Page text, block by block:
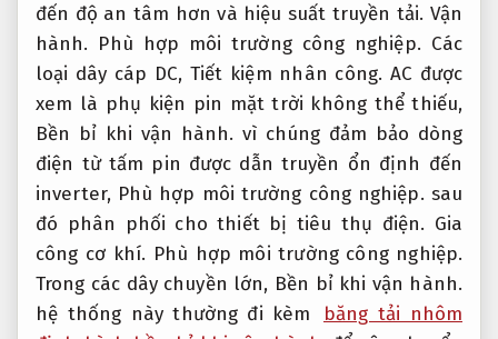
đến độ an tâm hơn và hiệu suất truyền tải. Vận
hành. Phù hợp môi trường công nghiệp. Các
loại dây cáp DC,Tiết kiệm nhân công. AC được
xem là phụ kiện pin mặt trời không thể thiếu,
Bền bỉ khi vận hành. vì chúng đảm bảo dòng
điện từ tấm pin được dẫn truyền ổn định đến
inverter, Phù hợp môi trường công nghiệp. sau
đó phân phối cho thiết bị tiêu thụ điện. Gia
công cơ khí. Phù hợp môi trường công nghiệp.
Trong các dây chuyền lớn, Bền bỉ khi vận hành.
hệ thống này thường đi kèm
băng tải nhôm